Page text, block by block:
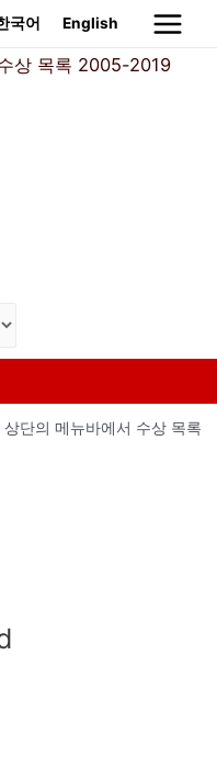
국어 English
Main
상 목록 2005-2019
단의 메뉴바에서 수상 목록